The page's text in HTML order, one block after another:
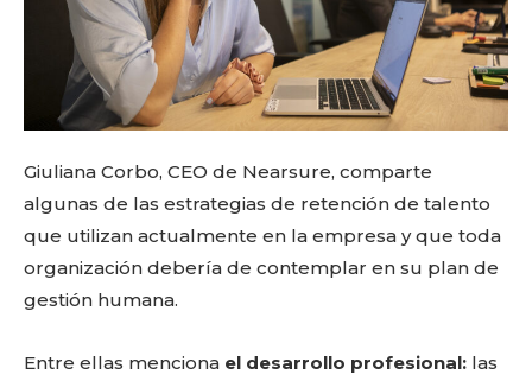
Giuliana Corbo, CEO de Nearsure, comparte
algunas de las estrategias de retención de talento
que utilizan actualmente en la empresa y que toda
organización debería de contemplar en su plan de
gestión humana.
Entre ellas menciona el desarrollo profesional: las